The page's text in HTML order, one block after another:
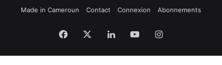
Made in Cameroun
Contact Connexion Abonnements
Facebook LinkedinYouTubeInstagram